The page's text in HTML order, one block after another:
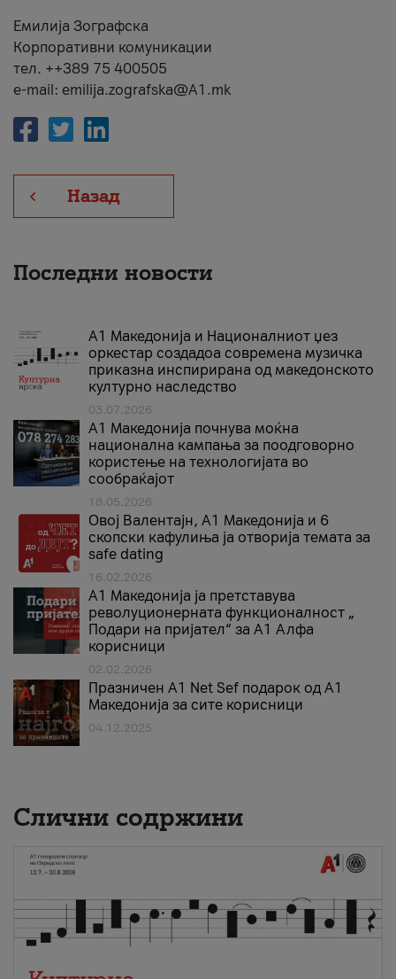
Емилија Зографска
Корпоративни комуникации
тел. ++389 75 400505
e-mail: emilija.zografska@A1.mk
Назад
Последни новости
А1 Македонија и Националниот џез
оркестар создадоа современа музичка
приказна инспирирана од македонското
културно наследство
03.07.2026
A1 Македонија почнува моќна
национална кампања за поодговорно
користење на технологијата во
сообраќајот
18.05.2026
Овој Валентајн, A1 Македонија и 6
скопски кафулиња ја отворија темата за
safe dating
16.02.2026
А1 Македонија ја претставува
револуционерната функционалност „
Подари на пријател“ за А1 Алфа
корисници
02.02.2026
Празничен A1 Net Sеf подарок од А1
Македонија за сите корисници
04.12.2025
Слични содржини